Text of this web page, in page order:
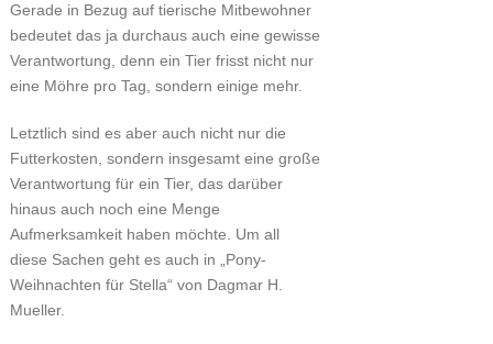
Gerade in Bezug auf tierische Mitbewohner
bedeutet das ja durchaus auch eine gewisse
Verantwortung, denn ein Tier frisst nicht nur
eine Möhre pro Tag, sondern einige mehr.
Letztlich sind es aber auch nicht nur die
Futterkosten, sondern insgesamt eine große
Verantwortung für ein Tier, das darüber
hinaus auch noch eine Menge
Aufmerksamkeit haben möchte. Um all
diese Sachen geht es auch in „Pony-
Weihnachten für Stella“ von Dagmar H.
Mueller.